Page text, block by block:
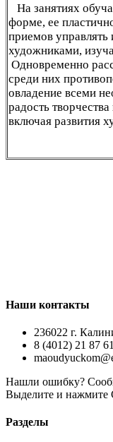
На занятиях
форме, ее
приемов
художниками,
Одновременно
среди них
овладение всеми
радость
включая развития
Наши контакты
236022 г.
8 (4012) 21 87 61
Нашли ошибку?
Выделите и нажмите
Разделы